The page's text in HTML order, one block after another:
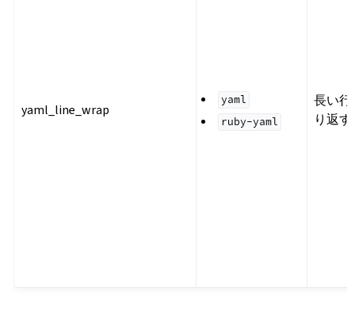
yaml_line_wrap
yaml
ruby-yaml
長い
り返す